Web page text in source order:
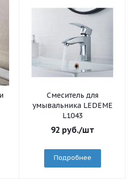
Смеситель для
умывальника LEDEME
L1043
92 руб./шт
Подробнее